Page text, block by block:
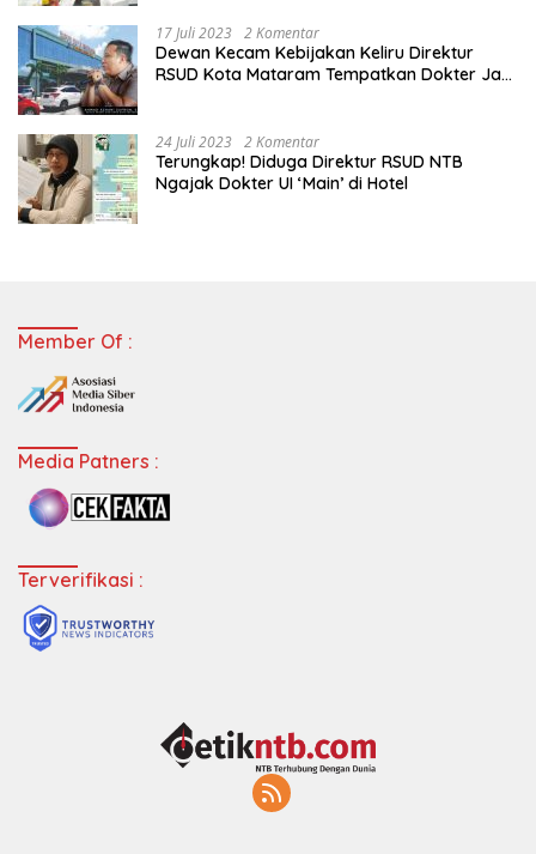
17 Juli 2023 2 Komentar
Dewan Kecam Kebijakan Keliru Direktur
RSUD Kota Mataram Tempatkan Dokter Jadi
24 Juli 2023 2 Komentar
Terungkap! Diduga Direktur RSUD NTB
Ngajak Dokter UI ‘Main’ di Hotel
Member Of :
Media Patners :
Terverifikasi :